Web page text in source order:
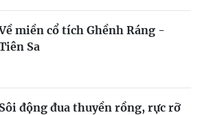
miền cổ tích Ghềnh Ráng -
Sa
Sôi động đua thuyền rồng, rực rỡ